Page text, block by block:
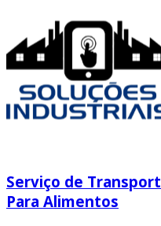
Serviço de
Para Alimentos